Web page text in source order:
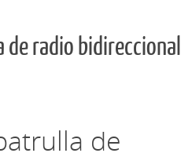
radio bidireccional
de